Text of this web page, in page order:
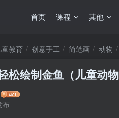
首页 课程 其他
童教育 创意手工 简笔画 动物
松绘制金鱼（儿童动
布